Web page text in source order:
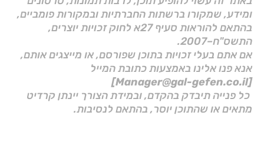
ומידע, שמקורו ברשתות החברתיות ובמקורות פומביים,
בהתאם להוראות סעיף 27א לחוק זכויות יוצרים,
התשס"ח–2007.
אם אתם בעלי זכויות בתוכן שפורסם, או מייצגים אותם,
אנא פנו אלינו באמצעות כתובת המייל
[Manager@gal-gefen.co.il]
כל פנייה תיבדק בהקדם, ובמידת הצורך יינתן קרדיט
מתאים או שהתוכן יוסר, בהתאם לנסיבות.